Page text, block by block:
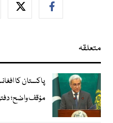
متعلقہ
پاکستان کا
مؤقف واضح؛